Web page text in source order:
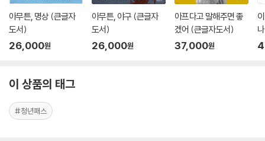
아무튼, 명상 (큰글자
도서)
26,000원
아무튼, 야구 (큰글자
도서)
26,000원
아프다고 말해주면 좋
겠어 (큰글자도서)
37,000원
이 상품의 태그
#청년패스